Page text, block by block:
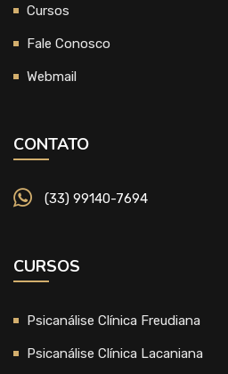
Cursos
Fale Conosco
Webmail
CONTATO
(33) 99140-7694
CURSOS
Psicanálise Clínica Freudiana
Psicanálise Clínica Lacaniana